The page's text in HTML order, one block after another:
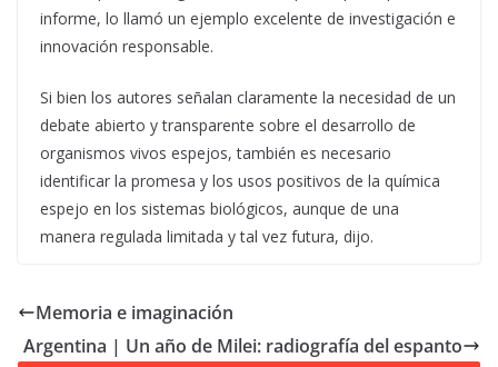
informe, lo llamó un ejemplo excelente de investigación e
innovación responsable.
Si bien los autores señalan claramente la necesidad de un
debate abierto y transparente sobre el desarrollo de
organismos vivos espejos, también es necesario
identificar la promesa y los usos positivos de la química
espejo en los sistemas biológicos, aunque de una
manera regulada limitada y tal vez futura, dijo.
Memoria e imaginación
Argentina | Un año de Milei: radiografía del espanto